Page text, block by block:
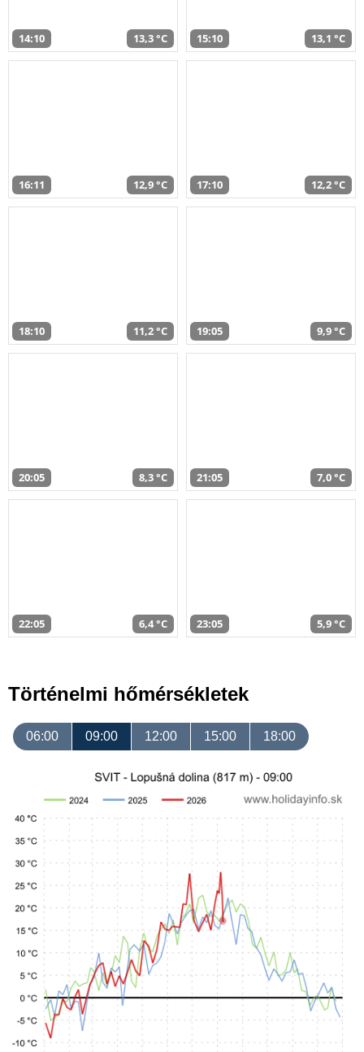
14:10 13,3 °C 15:10 13,1 °C
16:11 12,9 °C 17:10 12,2 °C
18:10 11,2 °C 19:05 9,9 °C
20:05 8,3 °C 21:05 7,0 °C
22:05 6,4 °C 23:05 5,9 °C
Történelmi hőmérsékletek
06:00 09:00 12:00 15:00 18:00